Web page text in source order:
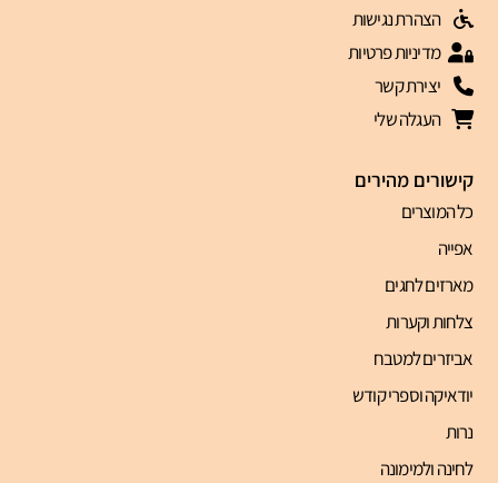
קישורים מהירים
כל המוצרים
אפייה
מארזים לחגים
צלחות וקערות
אביזרים למטבח
יודאיקה וספרי קודש
נרות
לחינה ולמימונה
הצהרת נגישות
מדיניות פרטיות
יצירת קשר
העגלה שלי